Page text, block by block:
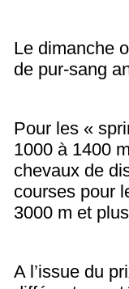
Le dimanche
de pur-sang
Pour les «
1000 à 1400
chevaux de
courses pour
3000 m et
A l’issue du